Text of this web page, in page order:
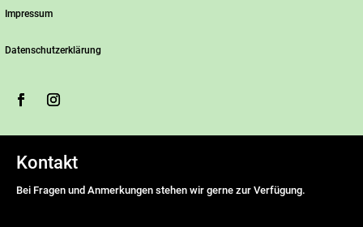
Impressum
Datenschutzerklärung
Kontakt
Bei Fragen und Anmerkungen stehen wir gerne zur Verfügung.